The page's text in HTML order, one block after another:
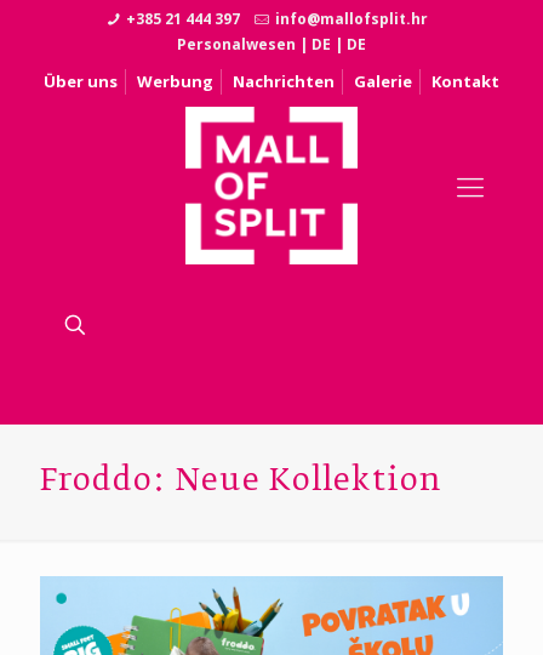
+385 21 444 397
info@mallofsplit.hr
Personalwesen | DE | DE
Über uns Werbung Nachrichten Galerie Kontakt
Froddo: Neue Kollektion